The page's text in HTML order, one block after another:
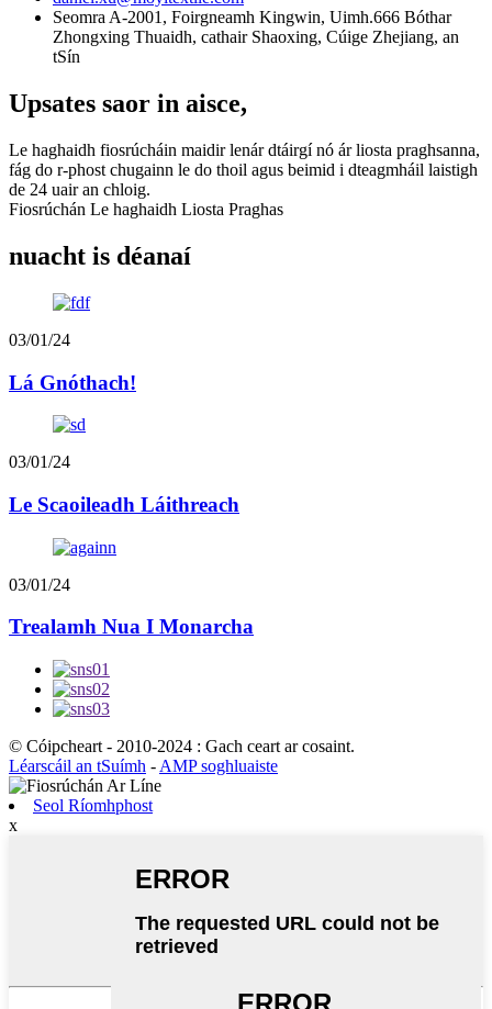
Seomra A-2001, Foirgneamh Kingwin, Uimh.666 Bóthar
Zhongxing Thuaidh, cathair Shaoxing, Cúige Zhejiang, an
tSín
Upsates saor in aisce,
Le haghaidh fiosrúcháin maidir lenár dtáirgí nó ár liosta praghsanna,
fág do r-phost chugainn le do thoil agus beimid i dteagmháil laistigh
de 24 uair an chloig.
Fiosrúchán Le haghaidh Liosta Praghas
nuacht is déanaí
03/01/24
Lá Gnóthach!
03/01/24
Le Scaoileadh Láithreach
03/01/24
Trealamh Nua I Monarcha
© Cóipcheart - 2010-2024 : Gach ceart ar cosaint.
Léarscáil an tSuímh - AMP soghluaiste
Seol Ríomhphost
x